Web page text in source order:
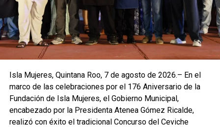
Isla Mujeres, Quintana Roo, 7 de agosto de 2026.– En el
marco de las celebraciones por el 176 Aniversario de la
Fundación de Isla Mujeres, el Gobierno Municipal,
encabezado por la Presidenta Atenea Gómez Ricalde,
realizó con éxito el tradicional Concurso del Ceviche